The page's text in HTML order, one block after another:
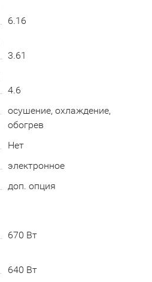
6.16
3.61
4.6
осушение, охлаждение,
обогрев
Нет
электронное
доп. опция
670 Вт
640 Вт